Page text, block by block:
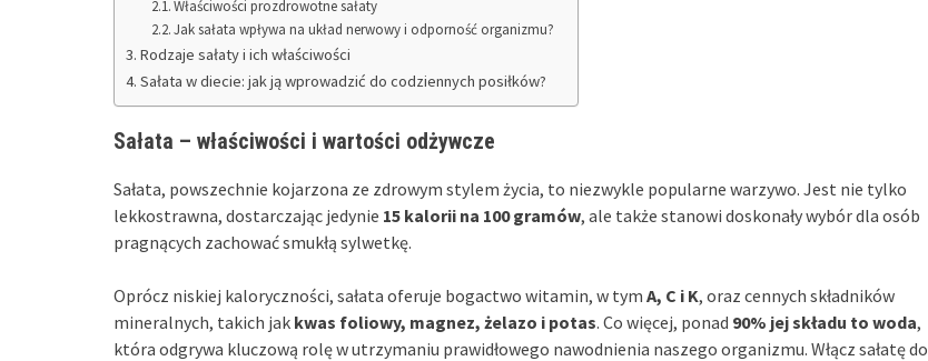
Właściwości prozdrowotne sałaty
Jak sałata wpływa na układ nerwowy i odporność organizmu?
Rodzaje sałaty i ich właściwości
Sałata w diecie: jak ją wprowadzić do codziennych posiłków?
Sałata – właściwości i wartości odżywcze
Sałata, powszechnie kojarzona ze zdrowym stylem życia, to niezwykle popularne warzywo. Jest nie tylko
lekkostrawna, dostarczając jedynie 15 kalorii na 100 gramów, ale także stanowi doskonały wybór dla osób
pragnących zachować smukłą sylwetkę.
Oprócz niskiej kaloryczności, sałata oferuje bogactwo witamin, w tym A, C i K, oraz cennych składników
mineralnych, takich jak kwas foliowy, magnez, żelazo i potas. Co więcej, ponad 90% jej składu to woda,
która odgrywa kluczową rolę w utrzymaniu prawidłowego nawodnienia naszego organizmu. Włącz sałatę do